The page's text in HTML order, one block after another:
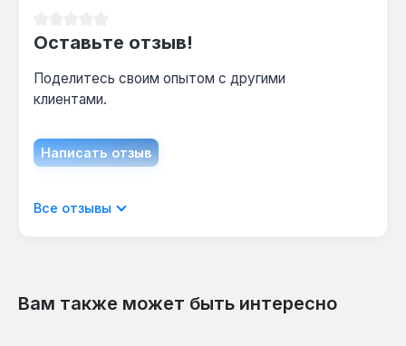
температуры можно интегрировать в
режим без постоянного контроля.
Оставьте отзыв!
Поделитесь своим опытом с другими
клиентами.
Написать отзыв
Отображать отзывы только на текущем
Все отзывы
Вам также может быть интересно